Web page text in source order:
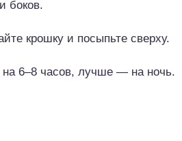
боков.
крошку и посыпьте сверху.
6–8 часов, лучше — на ночь.